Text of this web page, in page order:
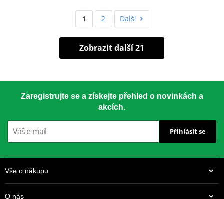
1 2 Další
Zobrazit další 21
Zaregistrujte se a získejte přehled o novinkách a
akcích.
Přihlásit se
Vše o nákupu
O nás